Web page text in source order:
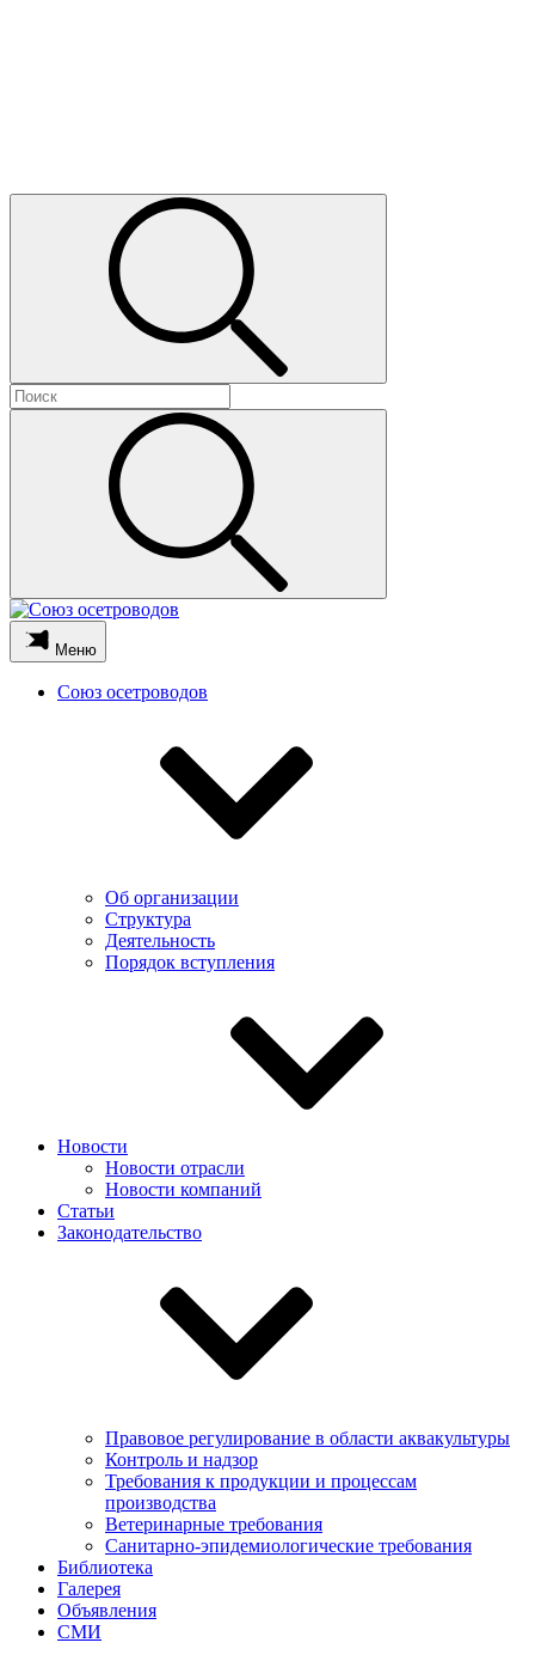
Меню
Союз осетроводов
Об организации
Структура
Деятельность
Порядок вступления
Новости
Новости отрасли
Новости компаний
Статьи
Законодательство
Правовое регулирование в области аквакультуры
Контроль и надзор
Требования к продукции и процессам
производства
Ветеринарные требования
Санитарно-эпидемиологические требования
Библиотека
Галерея
Объявления
СМИ